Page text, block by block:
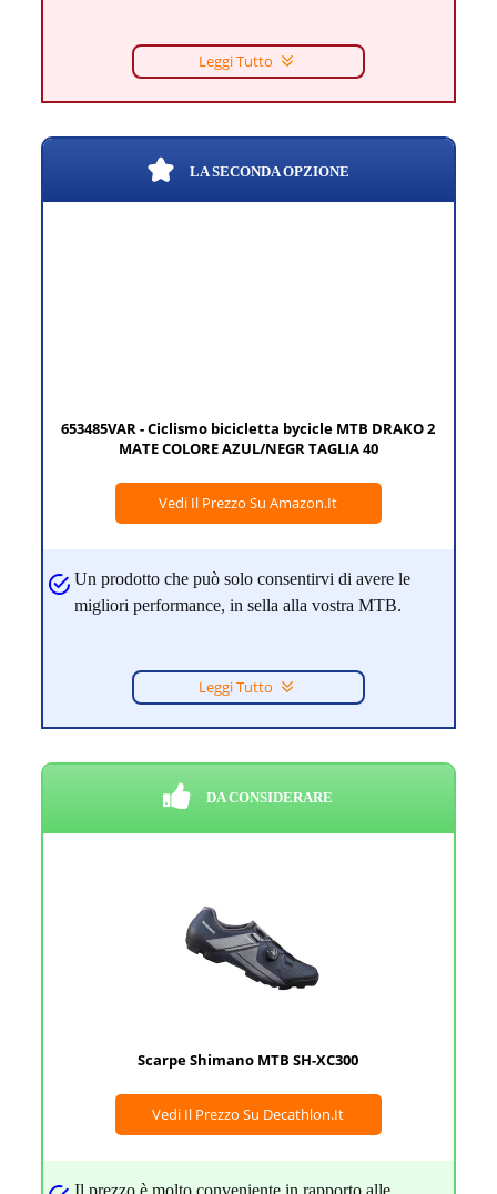
Leggi Tutto
LA SECONDA OPZIONE
653485VAR - Ciclismo bicicletta bycicle MTB DRAKO 2
MATE COLORE AZUL/NEGR TAGLIA 40
Vedi Il Prezzo Su Amazon.it
Un prodotto che può solo consentirvi di avere le
migliori performance, in sella alla vostra MTB.
Leggi Tutto
DA CONSIDERARE
Scarpe Shimano MTB SH-XC300
Vedi Il Prezzo Su Decathlon.it
Il prezzo è molto conveniente in rapporto alle